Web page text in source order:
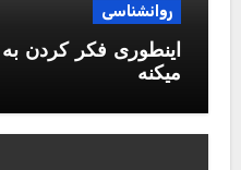
روانشناسی
اینطوری فکر کردن
میکنه